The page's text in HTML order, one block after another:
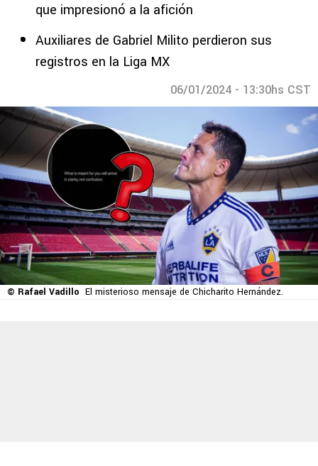
que impresionó a la afición
Auxiliares de Gabriel Milito perdieron sus
registros en la Liga MX
06/01/2024 - 13:30hs CST
© Rafael Vadillo El misterioso mensaje de Chicharito Hernández.